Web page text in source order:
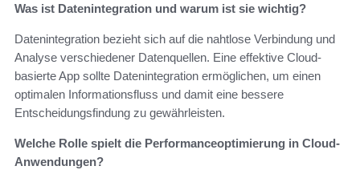
Was ist Datenintegration und warum ist sie wichtig?
Datenintegration bezieht sich auf die nahtlose Verbindung und
Analyse verschiedener Datenquellen. Eine effektive Cloud-
basierte App sollte Datenintegration ermöglichen, um einen
optimalen Informationsfluss und damit eine bessere
Entscheidungsfindung zu gewährleisten.
Welche Rolle spielt die Performanceoptimierung in Cloud-
Anwendungen?